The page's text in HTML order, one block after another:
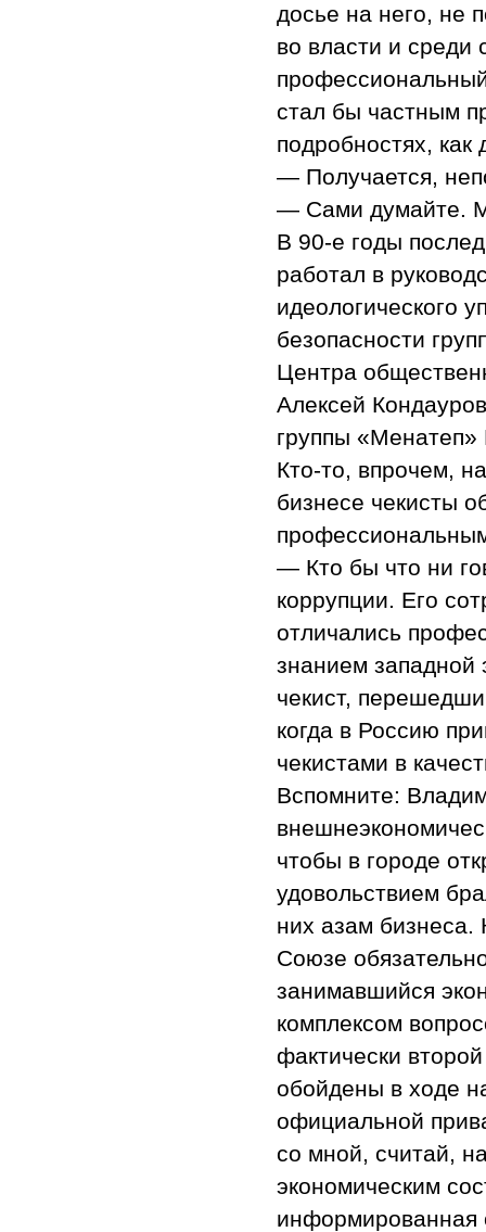
досье на него, не
во власти и среди
стал бы частным
подробностях, как
— Получается,
— Сами думайте.
В 90-е годы
работал в
идеологического
безопасности
Центра
Алексей
группы «Менатеп»
Кто-то, впрочем,
бизнесе чекисты
— Кто бы что ни
коррупции. Его
отличались
знанием
чекист,
когда в Россию
чекистами в
Вспомните:
чтобы в городе
удовольствием
них азам бизнеса.
Союзе
занимавшийся
комплексом
фактически
обойдены в ходе
официальной
со мной, считай,
экономическим
информированная